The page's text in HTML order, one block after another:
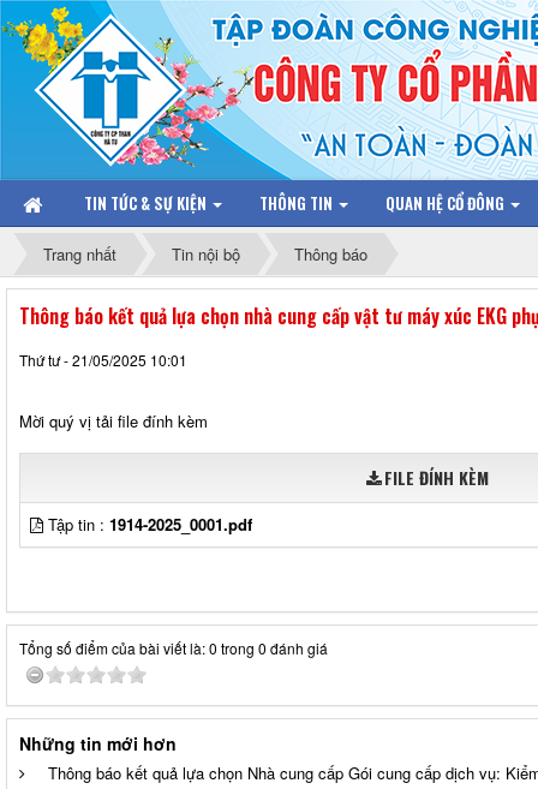
TIN TỨC & SỰ KIỆN THÔNG TIN QUAN HỆ CỔ ĐÔNG
Trang nhất Tin nội bộ Thông báo
Thông báo kết quả lựa chọn nhà cung cấp vật tư máy xúc EKG
Thứ tư - 21/05/2025 10:01
Mời quý vị tải file đính kèm
FILE ĐÍNH KÈM
Tập tin : 1914-2025_0001.pdf
Tổng số điểm của bài viết là: 0 trong 0 đánh giá
Những tin mới hơn
Thông báo kết quả lựa chọn Nhà cung cấp Gói cung cấp dịch vụ: